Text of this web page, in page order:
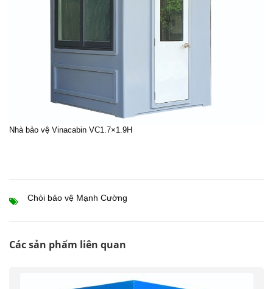
Nhà bảo vệ Vinacabin VC1.7×1.9H
Chòi bảo vệ Mạnh Cường
Các sản phẩm liên quan